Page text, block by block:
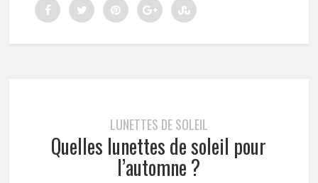
LUNETTES DE SOLEIL
Quelles lunettes de soleil pour
l’automne ?